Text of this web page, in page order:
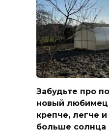
Забудьте про
новый
крепче, легче
больше солнца